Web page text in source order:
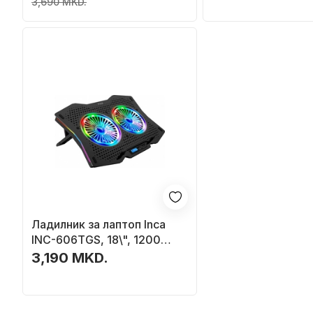
Ладилник за лаптоп Inca
INC-606TGS, 18\", 1200
RPM, црн
3,190 MKD.